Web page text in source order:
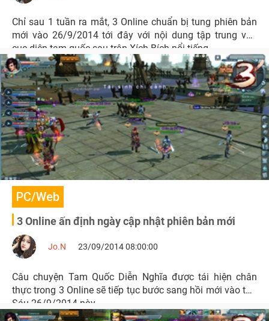
Chỉ sau 1 tuần ra mắt, 3 Online chuẩn bị tung phiên bản
mới vào 26/9/2014 tới đây với nội dung tập trung vào
cục diện tam quốc sau trận Xích Bích nổi tiếng.
PC/Web
3 Online ấn định ngày cập nhật phiên bản mới
Jo.N 23/09/2014 08:00:00
Câu chuyện Tam Quốc Diễn Nghĩa được tái hiện chân
thực trong 3 Online sẽ tiếp tục bước sang hồi mới vào thứ
Sáu 26/9/2014 này.